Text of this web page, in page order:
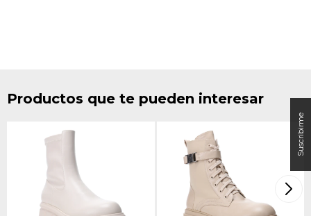
Productos que te pueden interesar